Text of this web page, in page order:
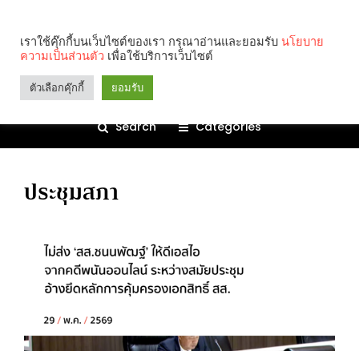
Search Categories
ประชุมสภา
เราใช้คุ๊กกี้บนเว็บไซต์ของเรา กรุณาอ่านและยอมรับ นโยบาย
ความเป็นส่วนตัว เพื่อใช้บริการเว็บไซต์
ตัวเลือกคุ๊กกี้ ยอมรับ